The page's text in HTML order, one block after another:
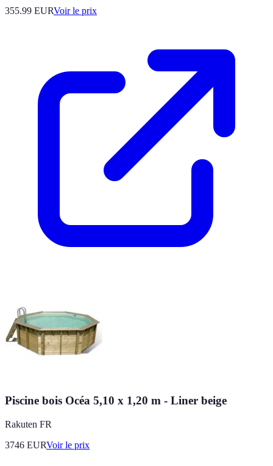
355.99 EURVoir le prix
Piscine bois Océa 5,10 x 1,20 m - Liner beige
Rakuten FR
3746 EURVoir le prix